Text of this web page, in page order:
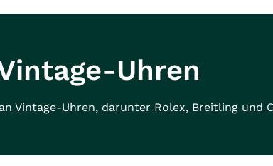
Uhren
Vintage-Uhren, darunter Rolex, Breitling und